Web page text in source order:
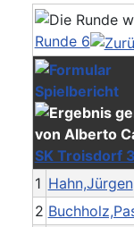
Runde 6
SK Troisdorf 3
1 Hahn,Jürgen
2